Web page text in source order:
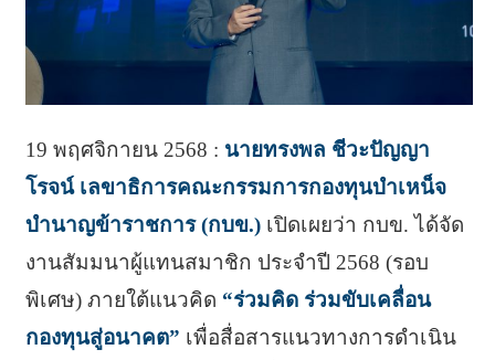
19 พฤศจิกายน 2568 : นายทรงพล ชีวะปัญญา
โรจน์ เลขาธิการคณะกรรมการกองทุนบำเหน็จ
บำนาญข้าราชการ (กบข.) เปิดเผยว่า กบข. ได้จัด
งานสัมมนาผู้แทนสมาชิก ประจำปี 2568 (รอบ
พิเศษ) ภายใต้แนวคิด “ร่วมคิด ร่วมขับเคลื่อน
กองทุนสู่อนาคต” เพื่อสื่อสารแนวทางการดำเนิน